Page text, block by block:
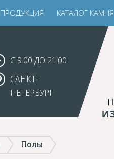
ПРОДУКЦИЯ КАТАЛОГ КАМНЯ
С 9.00 ДО 21.00
САНКТ-
ПЕТЕРБУРГ
Полы